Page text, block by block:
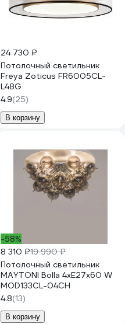
24 730 ₽
Потолочный светильник
Freya Zoticus FR6005CL-
L48G
4.9(25)
В корзину
-58%
8 310 ₽19 990 ₽
Потолочный светильник
MAYTONI Bolla 4хE27x60 W
MOD133CL-04CH
4.8(13)
В корзину